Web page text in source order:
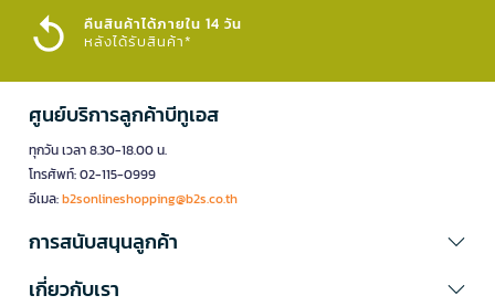
คืนสินค้าได้ภายใน 14 วัน
หลังได้รับสินค้า*
ศูนย์บริการลูกค้าบีทูเอส
ทุกวัน เวลา 8.30-18.00 น.
โทรศัพท์: 02-115-0999
อีเมล:b2sonlineshopping@b2s.co.th
การสนับสนุนลูกค้า
เกี่ยวกับเรา